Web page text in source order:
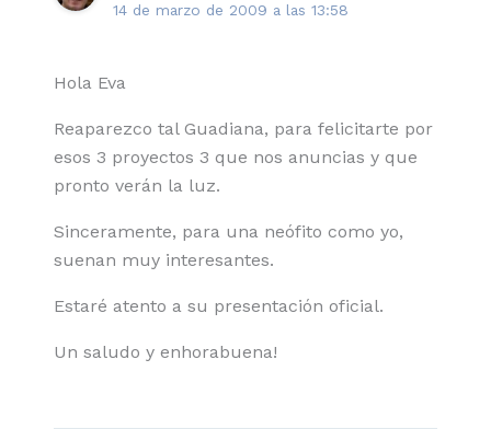
14 de marzo de 2009 a las 13:58
Hola Eva
Reaparezco tal Guadiana, para felicitarte por
esos 3 proyectos 3 que nos anuncias y que
pronto verán la luz.
Sinceramente, para una neófito como yo,
suenan muy interesantes.
Estaré atento a su presentación oficial.
Un saludo y enhorabuena!